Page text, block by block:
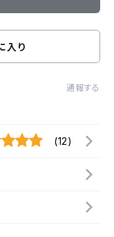
入り
通報する
(12)